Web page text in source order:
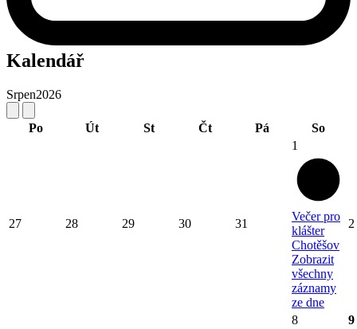
Kalendář
Srpen2026
Po Út St Čt Pá So
27 28 29 30 31
1
Večer pro
klášter
Chotěšov
Zobrazit
všechny
záznamy
ze dne
2
8 9